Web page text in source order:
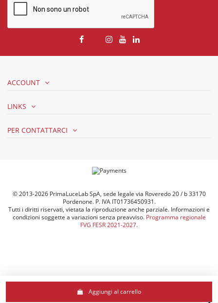
Aggiungi al carrello
ACCOUNT
LINKS
PER CONTATTARCI
© 2013-2026 PrimaLuceLab SpA, sede legale via Roveredo 20 / b 33170
Pordenone. P. IVA IT01736450931.
Tutti i diritti riservati, vietata la riproduzione anche parziale. Informazioni e
condizioni soggette a variazioni senza preavviso. Programma regionale
FVG FESR 2021-2027.
Le tue preferenze relative alla privacy